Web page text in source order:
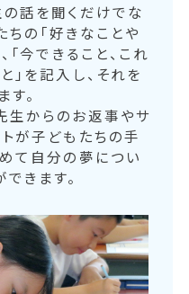
話を聞くだけでな
ちの「好きなことや
「今できること、これ
」を記入し、それを
。
生からのお返事やサ
が子どもたちの手
て自分の夢につい
きます。